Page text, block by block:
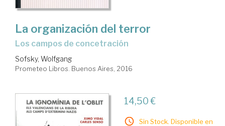
La organización del terror
los campos de concetración
Sofsky, Wolfgang
Prometeo Libros. Buenos Aires, 2016
14,50 €
Sin Stock. Disponible en